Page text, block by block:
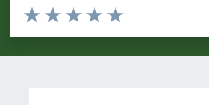
Valuta da 1 a 5 stelle la pagina
Valuta 5 stelle su 5
Valuta 4 stelle su 5
Valuta 3 stelle su 5
Valuta 2 stelle su 5
Valuta 1 stelle su 5